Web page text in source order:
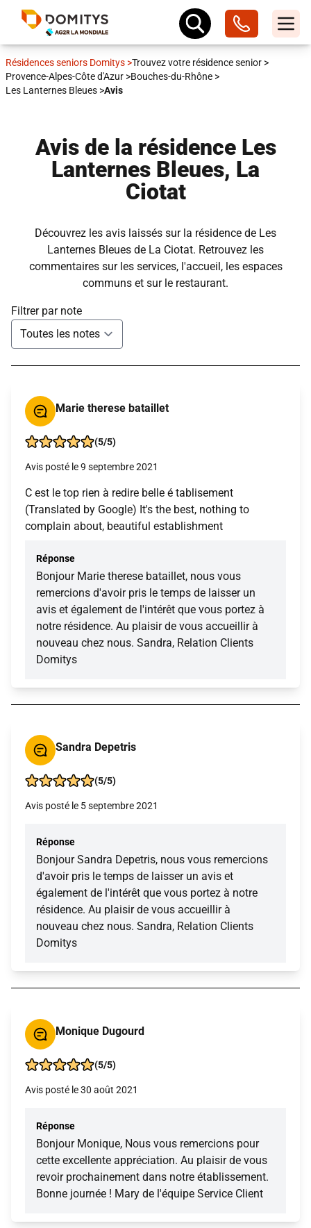
Résidences seniors Domitys >Trouvez votre résidence senior >
Provence-Alpes-Côte d'Azur >Bouches-du-Rhône >
Les Lanternes Bleues >Avis
Avis de la résidence Les
Lanternes Bleues, La
Ciotat
Découvrez les avis laissés sur la résidence de Les
Lanternes Bleues de La Ciotat. Retrouvez les
commentaires sur les services, l'accueil, les espaces
communs et sur le restaurant.
Filtrer par note
Marie therese bataillet
(5/5)
Avis posté le 9 septembre 2021
C est le top rien à redire belle é tablisement
(Translated by Google) It's the best, nothing to
complain about, beautiful establishment
Réponse
Bonjour Marie therese bataillet, nous vous
remercions d'avoir pris le temps de laisser un
avis et également de l'intérêt que vous portez à
notre résidence. Au plaisir de vous accueillir à
nouveau chez nous. Sandra, Relation Clients
Domitys
Sandra Depetris
(5/5)
Avis posté le 5 septembre 2021
Réponse
Bonjour Sandra Depetris, nous vous remercions
d'avoir pris le temps de laisser un avis et
également de l'intérêt que vous portez à notre
résidence. Au plaisir de vous accueillir à
nouveau chez nous. Sandra, Relation Clients
Domitys
Monique Dugourd
(5/5)
Avis posté le 30 août 2021
Réponse
Bonjour Monique, Nous vous remercions pour
cette excellente appréciation. Au plaisir de vous
revoir prochainement dans notre établissement.
Bonne journée ! Mary de l'équipe Service Client